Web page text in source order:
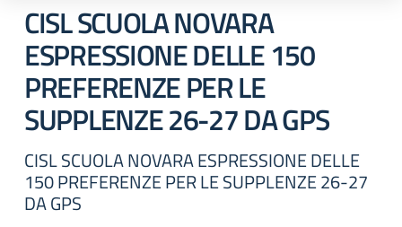
CISL SCUOLA NOVARA
ESPRESSIONE DELLE 150
PREFERENZE PER LE
SUPPLENZE 26-27 DA GPS
CISL SCUOLA NOVARA ESPRESSIONE DELLE
150 PREFERENZE PER LE SUPPLENZE 26-27
DA GPS